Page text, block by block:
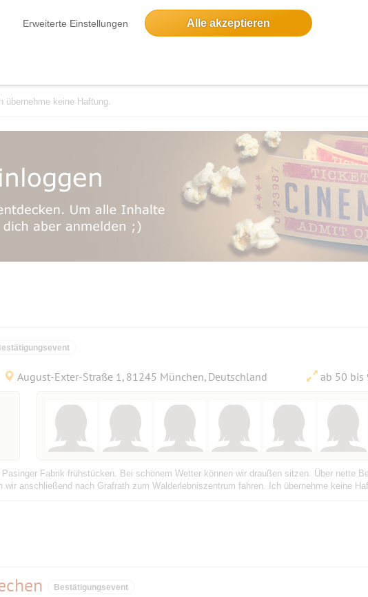
Erweiterte Einstellungen Alle akzeptieren
in einer netten Runde.
keine Haftung.
August-Exter-Straße 1, 81245 München, Deutschland ab 50 bis
Fabrik frühstücken. Bei schönem Wetter können wir draußen sitzen. Über nette
anschließend nach Grafrath zum Walderlebniszentrum fahren. Ich übernehme keine
Bestätigungsevent